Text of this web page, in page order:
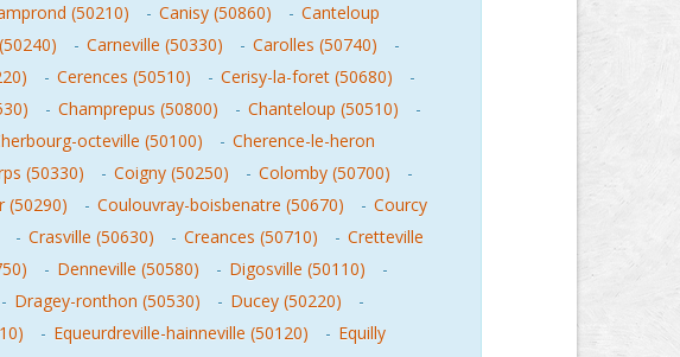
(50210) - Canisy (50860) - Canteloup
- Carneville (50330) - Carolles (50740)
-
- Cerences (50510) - Cerisy-la-foret (50680)
-
- Champrepus (50800) - Chanteloup (50510)
-
octeville (50100) - Cherence-le-heron
(50330) - Coigny (50250) - Colomby (50700)
-
(50290) - Coulouvray-boisbenatre (50670) - Courcy
- Crasville (50630) - Creances (50710) - Cretteville
- Denneville (50580) - Digosville (50110)
-
- Dragey-ronthon (50530) - Ducey (50220)
-
- Equeurdreville-hainneville (50120) - Equilly